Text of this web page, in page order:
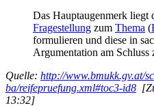
Das Hauptaugenmerk liegt
Fragestellung zum Thema (
formulieren und diese in
Argumentation am Schluss
Quelle: http://www.bmukk.gv.at/
ba/reifepruefung.xml#toc3-id8
13:32]